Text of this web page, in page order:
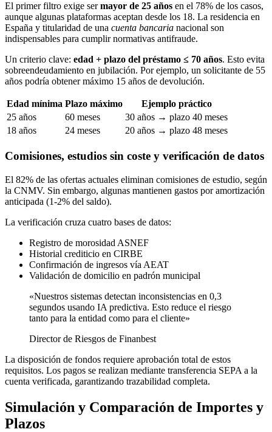
El primer filtro exige sermayor de 25 años en el 78% de los casos,
aunque algunas plataformas aceptan desde los 18. La residencia en
España y titularidad de una cuenta bancaria nacional son
indispensables para cumplir normativas antifraude.
Un criterio clave: edad + plazo del préstamo ≤ 70 años. Esto evita
sobreendeudamiento en jubilación. Por ejemplo, un solicitante de 55
años podría obtener máximo 15 años de devolución.
Edad mínima Plazo máximo
Ejemplo práctico
25 años
60 meses
30 años → plazo 40 meses
18 años
24 meses 20 años → plazo 48 meses
Comisiones, estudios sin coste y verificación de datos
El 82% de las ofertas actuales eliminan comisiones de estudio, según
la CNMV. Sin embargo, algunas mantienen gastos por amortización
anticipada (1-2% del saldo).
La verificación cruza cuatro bases de datos:
Registro de morosidad ASNEF
Historial crediticio en CIRBE
Confirmación de ingresos vía AEAT
Validación de domicilio en padrón municipal
«Nuestros sistemas detectan inconsistencias en 0,3
segundos usando IA predictiva. Esto reduce el riesgo
tanto para la entidad como para el cliente»
Director de Riesgos de Finanbest
La disposición de fondos requiere aprobación total de estos
requisitos. Los pagos se realizan mediante transferencia SEPA a la
cuenta verificada, garantizando trazabilidad completa.
Simulación y Comparación de Importes y
Plazos